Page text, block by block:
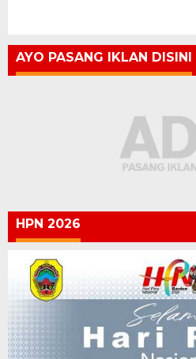
AYO PASANG IKLAN DISINI
HPN 2026